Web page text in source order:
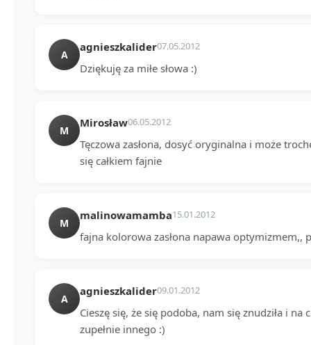
A
agnieszkalider07.05.2012
Dziękuję za miłe słowa :)
M
Mirosław06.05.2012
Tęczowa zasłona, dosyć oryginalna i może
się całkiem fajnie
M
malinowamamba15.01.2012
fajna kolorowa zasłona napawa optymizmem,,
A
agnieszkalider09.01.2012
Cieszę się, że się podoba, nam się znudziła i
zupełnie innego :)